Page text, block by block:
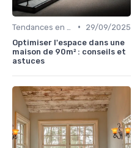
•
29/09/2025
Optimiser l'espace dans une
maison de 90m² : conseils et
astuces